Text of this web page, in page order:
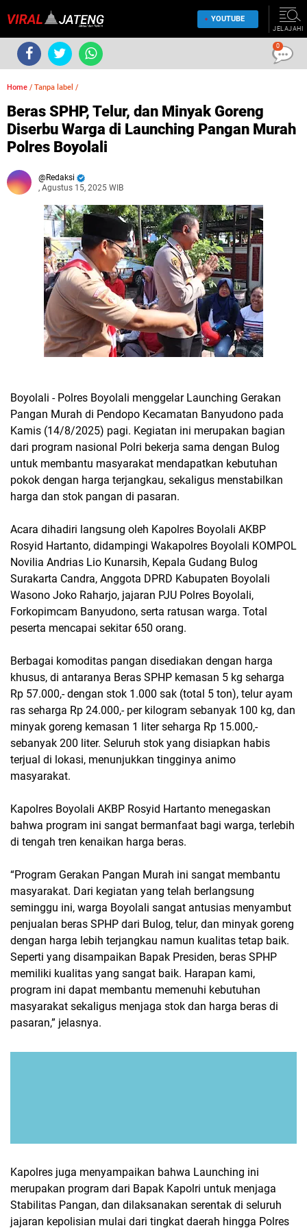
YOUTUBE
JELAJAHI
Home / Tanpa label /
Beras SPHP, Telur, dan Minyak Goreng
Diserbu Warga di Launching Pangan Murah
Polres Boyolali
Redaksi
, Agustus 15, 2025 WIB
Boyolali - Polres Boyolali menggelar Launching Gerakan
Pangan Murah di Pendopo Kecamatan Banyudono pada
Kamis (14/8/2025) pagi. Kegiatan ini merupakan bagian
dari program nasional Polri bekerja sama dengan Bulog
untuk membantu masyarakat mendapatkan kebutuhan
pokok dengan harga terjangkau, sekaligus menstabilkan
harga dan stok pangan di pasaran.
Acara dihadiri langsung oleh Kapolres Boyolali AKBP
Rosyid Hartanto, didampingi Wakapolres Boyolali KOMPOL
Novilia Andrias Lio Kunarsih, Kepala Gudang Bulog
Surakarta Candra, Anggota DPRD Kabupaten Boyolali
Wasono Joko Raharjo, jajaran PJU Polres Boyolali,
Forkopimcam Banyudono, serta ratusan warga. Total
peserta mencapai sekitar 650 orang.
Berbagai komoditas pangan disediakan dengan harga
khusus, di antaranya Beras SPHP kemasan 5 kg seharga
Rp 57.000,- dengan stok 1.000 sak (total 5 ton), telur ayam
ras seharga Rp 24.000,- per kilogram sebanyak 100 kg, dan
minyak goreng kemasan 1 liter seharga Rp 15.000,-
sebanyak 200 liter. Seluruh stok yang disiapkan habis
terjual di lokasi, menunjukkan tingginya animo
masyarakat.
Kapolres Boyolali AKBP Rosyid Hartanto menegaskan
bahwa program ini sangat bermanfaat bagi warga, terlebih
di tengah tren kenaikan harga beras.
“Program Gerakan Pangan Murah ini sangat membantu
masyarakat. Dari kegiatan yang telah berlangsung
seminggu ini, warga Boyolali sangat antusias menyambut
penjualan beras SPHP dari Bulog, telur, dan minyak goreng
dengan harga lebih terjangkau namun kualitas tetap baik.
Seperti yang disampaikan Bapak Presiden, beras SPHP
memiliki kualitas yang sangat baik. Harapan kami,
program ini dapat membantu memenuhi kebutuhan
masyarakat sekaligus menjaga stok dan harga beras di
pasaran,” jelasnya.
Kapolres juga menyampaikan bahwa Launching ini
merupakan program dari Bapak Kapolri untuk menjaga
Stabilitas Pangan, dan dilaksanakan serentak di seluruh
jajaran kepolisian mulai dari tingkat daerah hingga Polres
0